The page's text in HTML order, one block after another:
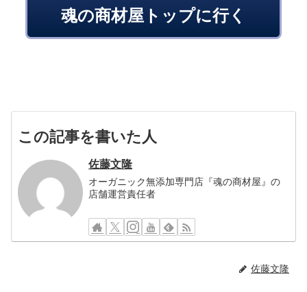
魂の商材屋トップに行く
この記事を書いた人
佐藤文隆
オーガニック無添加専門店『魂の商材屋』の
店舗運営責任者
佐藤文隆